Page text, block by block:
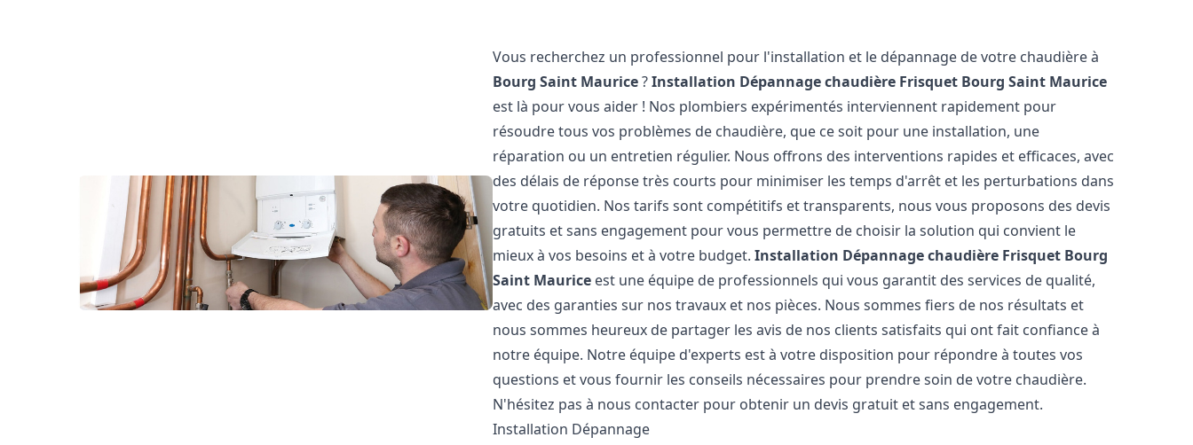
Vous recherchez un professionnel pour l'installation et le dépannage de votre chaudière à
Bourg Saint Maurice?Installation Dépannage chaudière Frisquet Bourg Saint Maurice
est là pour vous aider ! Nos plombiers expérimentés interviennent rapidement pour
résoudre tous vos problèmes de chaudière, que ce soit pour une installation, une
réparation ou un entretien régulier. Nous offrons des interventions rapides et efficaces, avec
des délais de réponse très courts pour minimiser les temps d'arrêt et les perturbations dans
votre quotidien. Nos tarifs sont compétitifs et transparents, nous vous proposons des devis
gratuits et sans engagement pour vous permettre de choisir la solution qui convient le
mieux à vos besoins et à votre budget.Installation Dépannage chaudière Frisquet Bourg
Saint Maurice est une équipe de professionnels qui vous garantit des services de qualité,
avec des garanties sur nos travaux et nos pièces. Nous sommes fiers de nos résultats et
nous sommes heureux de partager les avis de nos clients satisfaits qui ont fait confiance à
notre équipe. Notre équipe d'experts est à votre disposition pour répondre à toutes vos
questions et vous fournir les conseils nécessaires pour prendre soin de votre chaudière.
N'hésitez pas à nous contacter pour obtenir un devis gratuit et sans engagement.
Installation Dépannage